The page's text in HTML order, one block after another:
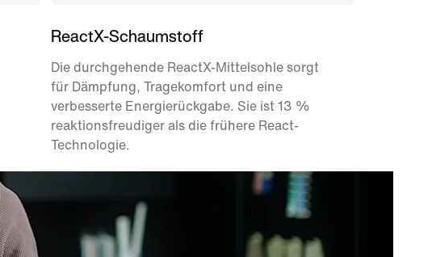
ReactX-Schaumstoff
Die durchgehende ReactX-Mittelsohle sorgt
für Dämpfung, Tragekomfort und eine
verbesserte Energierückgabe. Sie ist 13 %
reaktionsfreudiger als die frühere React-
Technologie.